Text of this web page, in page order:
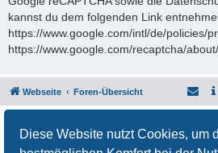
Diese Website nutzt Cookies, um
kannst du dem folgenden Link
https://www.google.com/intl/de/policies/
https://www.google.com/recaptcha/about/.
Webseite Foren-Übersicht
Deutsche Übersetzung durch
Datenschutz|